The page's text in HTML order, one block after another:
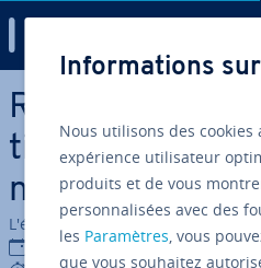
Aller au contenu principal
RAID 5 : toutes
tions
niveau RAID
L'équipe édi­to­riale IONOS
19/08/2021
Informations
Nous utilisons des
expérience utilisateur
produits et de vous
personnalisées avec des
les Paramètres, vous
que vous souhaitez